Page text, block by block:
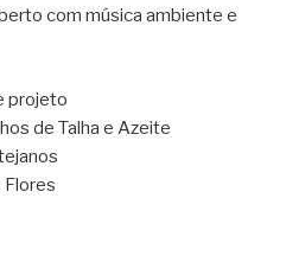
com música ambiente e
projeto
de Talha e Azeite
Flores